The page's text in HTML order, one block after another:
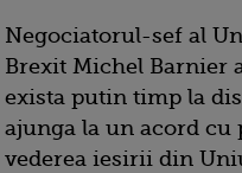
Negociatorul-sef al
Brexit Michel Barnier
exista putin timp la
ajunga la un acord
vederea iesirii din